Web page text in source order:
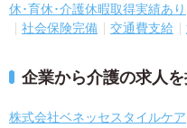
休･育休･介護休暇取得実績あり
社会保険完備
交通費支給
企業から介護の求人
株式会社ベネッセスタイルケア